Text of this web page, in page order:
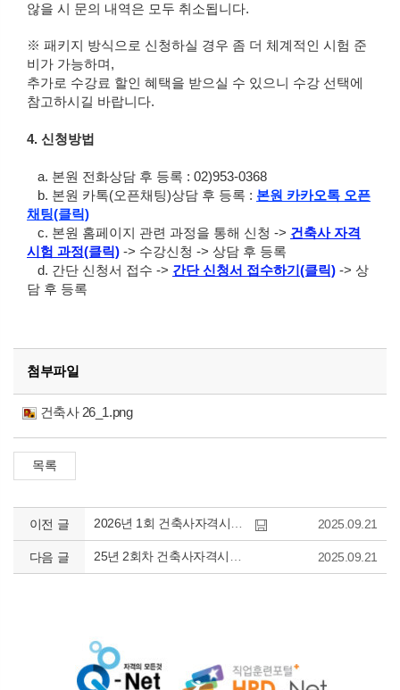
않을 시 문의 내역은 모두 취소됩니다.
※ 패키지 방식으로 신청하실 경우 좀 더 체계적인 시험 준
비가 가능하며,
추가로 수강료 할인 혜택을 받으실 수 있으니 수강 선택에
참고하시길 바랍니다.
4. 신청방법
a. 본원 전화상담 후 등록 : 02)953-0368
b. 본원 카톡(오픈채팅)상담 후 등록 : 본원 카카오톡 오픈
채팅(클릭)
c. 본원 홈페이지 관련 과정을 통해 신청 -> 건축사 자격
시험 과정(클릭) -> 수강신청 -> 상담 후 등록
d. 간단 신청서 접수 -> 간단 신청서 접수하기(클릭) -> 상
담 후 등록
첨부파일
건축사 26_1.png
이전 글 2025.09.21
다음 글 2025.09.21